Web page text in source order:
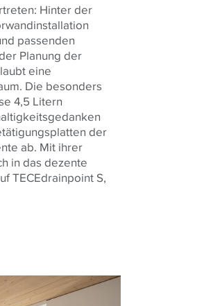
Hinter der
passenden
Planung der
eine
Die besonders
4,5 Litern
der
ab. Mit ihrer
in das dezente
TECEdrainpoint S,